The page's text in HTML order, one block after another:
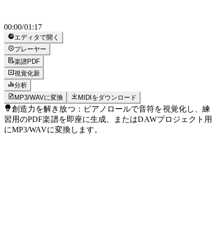
00:00/01:17
エディタで開く
プレーヤー
楽譜PDF
視覚化
分析
MP3/WAVに変換
MIDIをダウンロード
創造力を解き放つ：ピアノロールで音符を視覚化し、練